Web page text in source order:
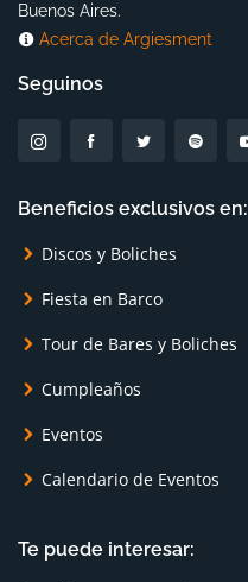
Buenos Aires.
Acerca de Argiesment
Seguinos
Beneficios exclusivos en:
Discos y Boliches
Fiesta en Barco
Tour de Bares y Boliches
Cumpleaños
Eventos
Calendario de Eventos
Te puede interesar: